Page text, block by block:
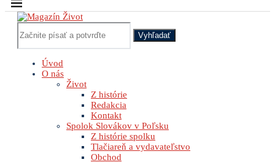
Vyhľadať
Úvod
O nás
Život
Z histórie
Redakcia
Kontakt
Spolok Slovákov v Poľsku
Z histórie spolku
Tlačiareň a vydavateľstvo
Obchod